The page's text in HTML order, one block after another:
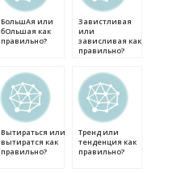
БольшАя или
бОльшая как
правильно?
Завистливая
или
зависливая как
правильно?
Вытираться или
вытиратся как
правильно?
Тренд или
тенденция как
правильно?